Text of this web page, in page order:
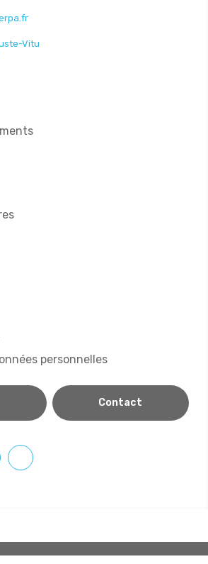
Vitu
personnelles
Contact